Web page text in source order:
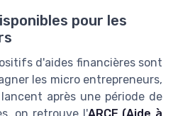
pour les
d'aides financières sont
les micro entrepreneurs,
après une période de